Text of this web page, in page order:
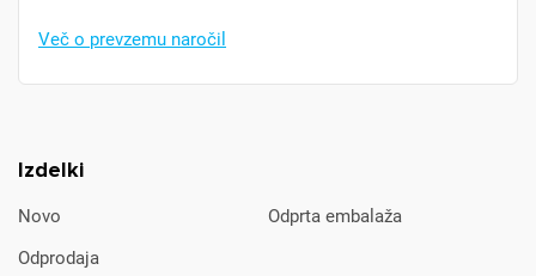
Izdelki
Novo
Odprta embalaža
Odprodaja
Več o prevzemu naročil